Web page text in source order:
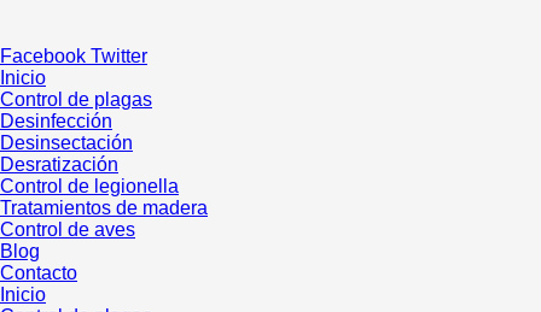
al
contenido
Facebook Twitter
Inicio
Control de plagas
Desinfección
Desinsectación
Desratización
Control de legionella
Tratamientos de madera
Control de aves
Blog
Contacto
Inicio